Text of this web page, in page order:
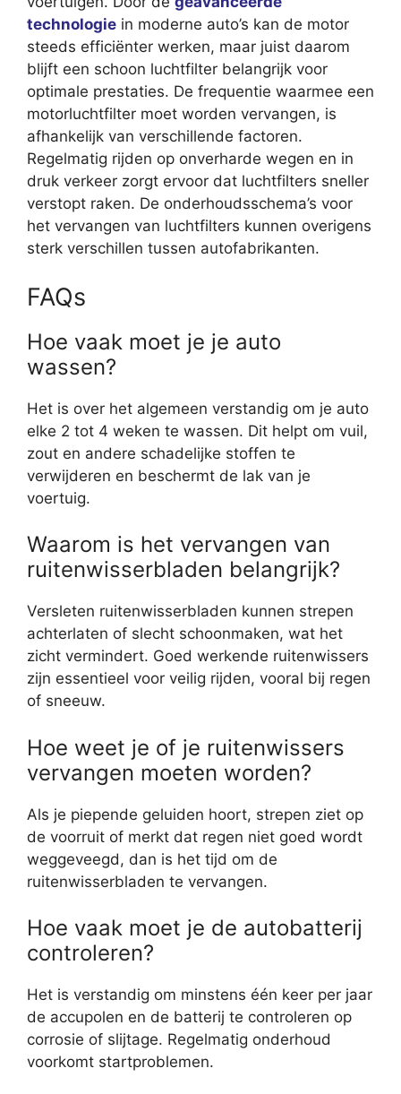
technologie in moderne auto’s kan de motor
steeds efficiënter werken, maar juist daarom
blijft een schoon luchtfilter belangrijk voor
optimale prestaties. De frequentie waarmee een
motorluchtfilter moet worden vervangen, is
afhankelijk van verschillende factoren.
Regelmatig rijden op onverharde wegen en in
druk verkeer zorgt ervoor dat luchtfilters sneller
verstopt raken. De onderhoudsschema’s voor
het vervangen van luchtfilters kunnen overigens
sterk verschillen tussen autofabrikanten.
FAQs
Hoe vaak moet je je auto
wassen?
Het is over het algemeen verstandig om je auto
elke 2 tot 4 weken te wassen. Dit helpt om vuil,
zout en andere schadelijke stoffen te
verwijderen en beschermt de lak van je
voertuig.
Waarom is het vervangen van
ruitenwisserbladen belangrijk?
Versleten ruitenwisserbladen kunnen strepen
achterlaten of slecht schoonmaken, wat het
zicht vermindert. Goed werkende ruitenwissers
zijn essentieel voor veilig rijden, vooral bij regen
of sneeuw.
Hoe weet je of je ruitenwissers
vervangen moeten worden?
Als je piepende geluiden hoort, strepen ziet op
de voorruit of merkt dat regen niet goed wordt
weggeveegd, dan is het tijd om de
ruitenwisserbladen te vervangen.
Hoe vaak moet je de autobatterij
controleren?
Het is verstandig om minstens één keer per jaar
de accupolen en de batterij te controleren op
corrosie of slijtage. Regelmatig onderhoud
voorkomt startproblemen.